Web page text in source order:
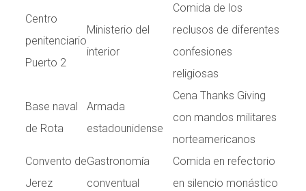
Centro
penitenciario
Puerto 2
Ministerio del
interior
Comida de los
reclusos de diferentes
confesiones
religiosas
Base naval
de Rota
Armada
estadounidense
Cena Thanks Giving
con mandos militares
norteamericanos
Convento de
Jerez
Gastronomía
conventual
Comida en refectorio
en silencio monástico